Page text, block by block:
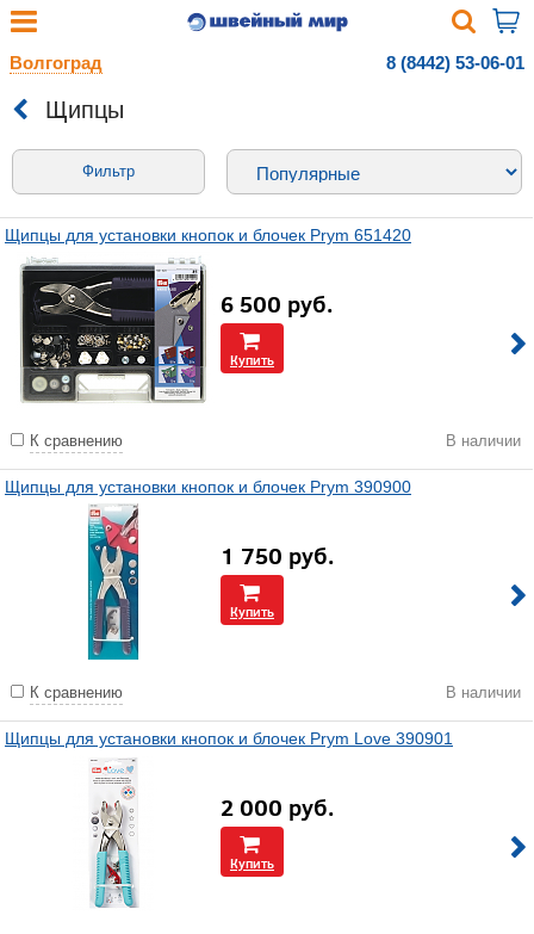
Волгоград 8 (8442) 53-06-01
Щипцы
Фильтр
Щипцы для установки кнопок и блочек Prym 651420
6 500 руб.
Купить
К сравнению В наличии
Щипцы для установки кнопок и блочек Prym 390900
1 750 руб.
Купить
К сравнению В наличии
Щипцы для установки кнопок и блочек Prym Love 390901
2 000 руб.
Купить